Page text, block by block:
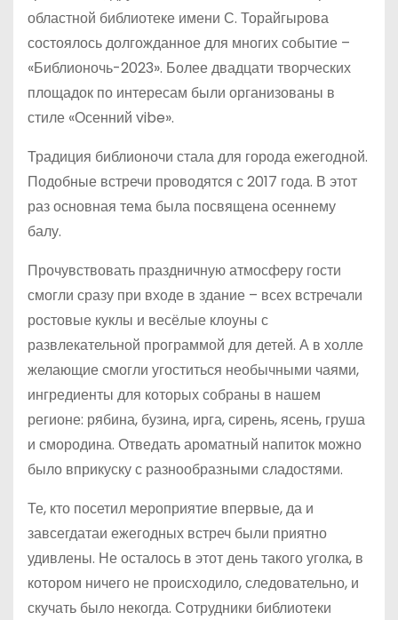
областной библиотеке имени С. Торайгырова
состоялось долгожданное для многих событие –
«Библионочь-2023». Более двадцати творческих
площадок по интересам были организованы в
стиле «Осенний vibe».
Традиция библионочи стала для города ежегодной.
Подобные встречи проводятся с 2017 года. В этот
раз основная тема была посвящена осеннему
балу.
Прочувствовать праздничную атмосферу гости
смогли сразу при входе в здание – всех встречали
ростовые куклы и весёлые клоуны с
развлекательной программой для детей. А в холле
желающие смогли угоститься необычными чаями,
ингредиенты для которых собраны в нашем
регионе: рябина, бузина, ирга, сирень, ясень, груша
и смородина. Отведать ароматный напиток можно
было вприкуску с разнообразными сладостями.
Те, кто посетил мероприятие впервые, да и
завсегдатаи ежегодных встреч были приятно
удивлены. Не осталось в этот день такого уголка, в
котором ничего не происходило, следовательно, и
скучать было некогда. Сотрудники библиотеки